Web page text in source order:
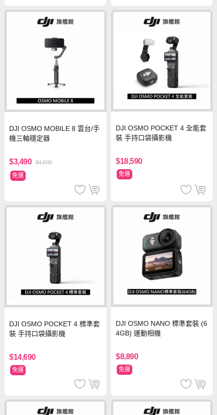
DJI OSMO MOBILE 8 雲台/手
機三軸穩定器
$3,490 $4,090
免運
DJI OSMO POCKET 4 全能套
裝 手持口袋攝影機
$18,590
免運
DJI OSMO POCKET 4 標準套
裝 手持口袋攝影機
$14,690
免運
DJI OSMO NANO 標準套裝 (6
4GB) 運動相機
$8,890
免運